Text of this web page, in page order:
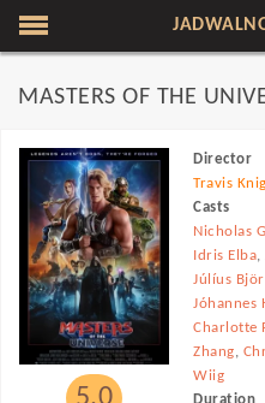
MASTERS OF THE
Director
Travis
Casts
Nicholas
Idris Elba,
Júlíus
Jóhannes
Charlotte
Zhang,
Wiig